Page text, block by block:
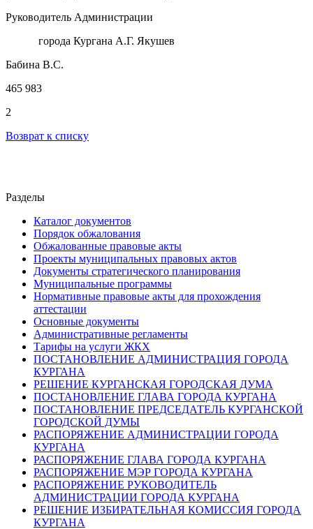
Руководитель Администрации
города Кургана А.Г. Якушев
Бабина В.С.
465 983
2
Возврат к списку
Разделы
Каталог документов
Порядок обжалования
Обжалованные правовые акты
Проекты муниципальных правовых актов
Документы стратегического планирования
Муниципальные программы
Нормативные правовые акты для прохождения
аттестации
Основные документы
Административные регламенты
Тарифы на услуги ЖКХ
ПОСТАНОВЛЕНИЕ АДМИНИСТРАЦИЯ ГОРОДА
КУРГАНА
РЕШЕНИЕ КУРГАНСКАЯ ГОРОДСКАЯ ДУМА
ПОСТАНОВЛЕНИЕ ГЛАВА ГОРОДА КУРГАНА
ПОСТАНОВЛЕНИЕ ПРЕДСЕДАТЕЛЬ КУРГАНСКОЙ
ГОРОДСКОЙ ДУМЫ
РАСПОРЯЖЕНИЕ АДМИНИСТРАЦИИ ГОРОДА
КУРГАНА
РАСПОРЯЖЕНИЕ ГЛАВА ГОРОДА КУРГАНА
РАСПОРЯЖЕНИЕ МЭР ГОРОДА КУРГАНА
РАСПОРЯЖЕНИЕ РУКОВОДИТЕЛЬ
АДМИНИСТРАЦИИ ГОРОДА КУРГАНА
РЕШЕНИЕ ИЗБИРАТЕЛЬНАЯ КОМИССИЯ ГОРОДА
КУРГАНА